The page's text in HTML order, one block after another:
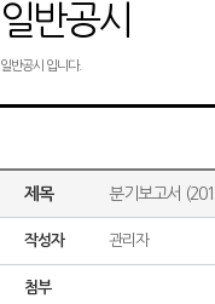
일반공시
일반공시 입니다.
제목 분기보고서
작성자 관리자
첨부